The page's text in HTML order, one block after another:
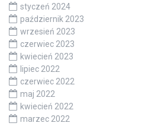
styczeń 2024
październik 2023
wrzesień 2023
czerwiec 2023
kwiecień 2023
lipiec 2022
czerwiec 2022
maj 2022
kwiecień 2022
marzec 2022